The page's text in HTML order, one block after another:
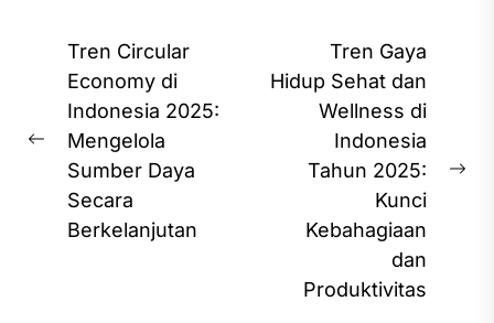
Post
navigation
Previous
post:
Tren Circular
Economy di
Indonesia 2025:
Mengelola
Sumber Daya
Secara
Berkelanjutan
Tren Gaya
Hidup Sehat dan
Wellness di
Indonesia
Tahun 2025:
Kunci
Kebahagiaan
dan
Produktivitas